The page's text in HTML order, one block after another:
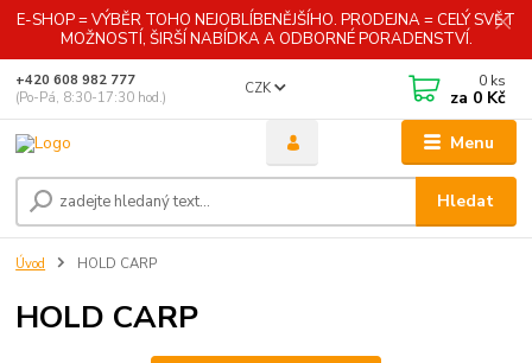
E-SHOP = VÝBĚR TOHO NEJOBLÍBENĚJŠÍHO. PRODEJNA = CELÝ SVĚT
MOŽNOSTÍ, ŠIRŠÍ NABÍDKA A ODBORNÉ PORADENSTVÍ.
Menu
CZK
Hledat
+420 608 982 777
(Po-Pá, 8:30-17:30 hod.)
0 ks
za 0 Kč
Úvod HOLD CARP
HOLD CARP